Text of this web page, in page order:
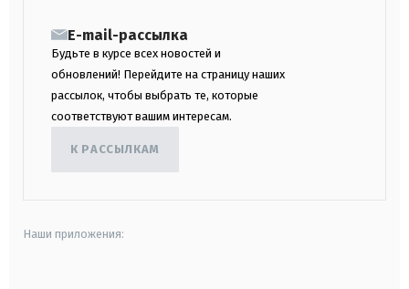
E-mail-рассылка
Будьте в курсе всех новостей и
обновлений! Перейдите на страницу наших
рассылок, чтобы выбрать те, которые
соответствуют вашим интересам.
К РАССЫЛКАМ
Наши приложения: